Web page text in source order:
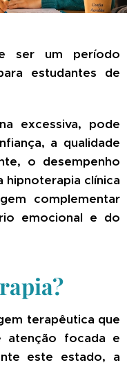
ser um período
estudantes de
excessiva, pode
a qualidade
o desempenho
clínica
complementar
emocional e do
terapêutica que
atenção focada e
este estado, a